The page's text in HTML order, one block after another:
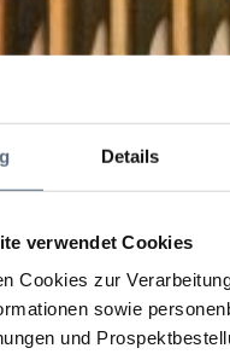
Details
verwendet Cookies
Cookies zur
sowie
und